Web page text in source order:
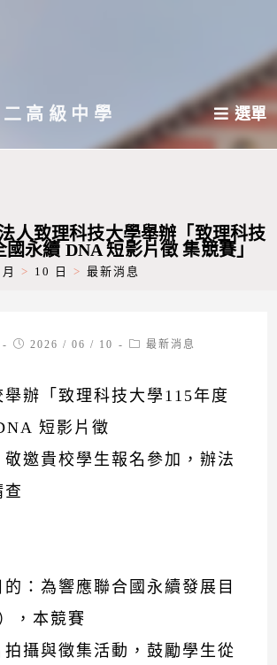
高級中學 選單
人致理科技大學舉辦「致理科技
永續 DNA 短影片徵 集競賽」
> 10 日 > 最新消息
Post2026 / 06 / 10
Post最新消息
舉辦「致理科技大學115年度
短影片徵
邀貴校學生報名參加，辦法
查
：為響應聯合國永續發展目
，本競賽
拍攝與徵集活動，鼓勵學生從